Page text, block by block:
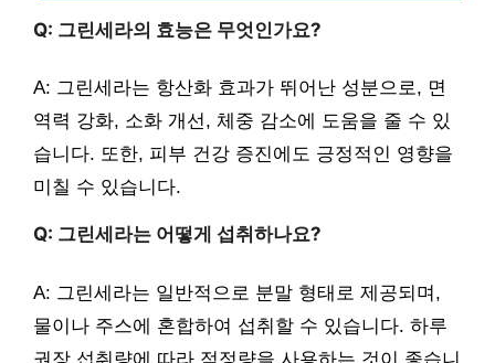
Q: 그린세라의 효능은 무엇인가요?
A: 그린세라는 항산화 효과가 뛰어난 성분으로, 면
역력 강화, 소화 개선, 체중 감소에 도움을 줄 수 있
습니다. 또한, 피부 건강 증진에도 긍정적인 영향을
미칠 수 있습니다.
Q: 그린세라는 어떻게 섭취하나요?
A: 그린세라는 일반적으로 분말 형태로 제공되며,
물이나 주스에 혼합하여 섭취할 수 있습니다. 하루